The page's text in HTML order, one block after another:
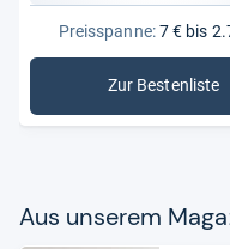
Preisspanne:7 € bis
Zur Bestenliste
: Blu-ray-
Aus unse­rem